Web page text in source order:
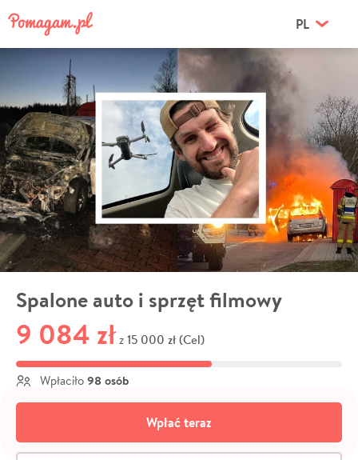
PL
Spalone auto i sprzęt filmowy
9 084 zł z 15 000 zł (Cel)
Wpłaciło 98 osób
Wpłać teraz